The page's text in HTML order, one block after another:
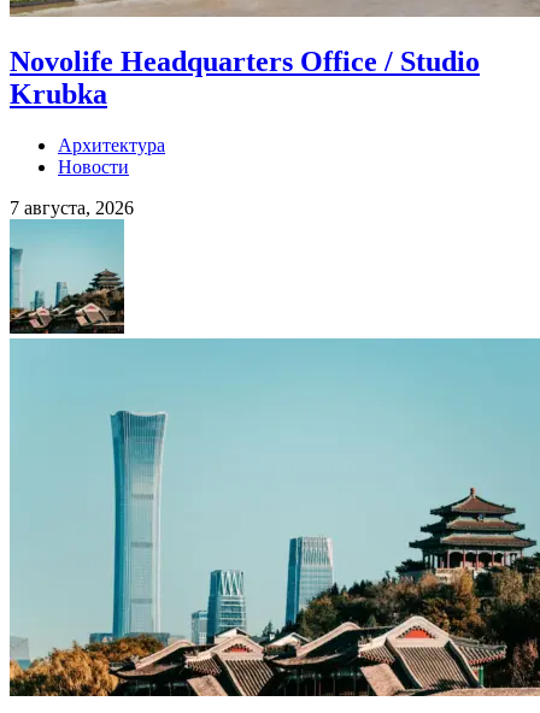
Novolife Headquarters Office / Studio
Krubka
Архитектура
Новости
7 августа, 2026